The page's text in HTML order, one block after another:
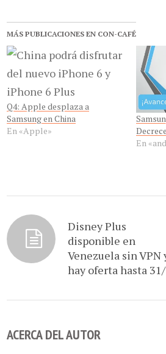
MÁS PUBLICACIONES EN CON-CAFÉ
Q4: Apple desplaza a
Samsung en China
En «Apple»
En
Disney Plus
disponible en
Venezuela sin VPN
hay oferta hasta
ACERCA DEL AUTOR